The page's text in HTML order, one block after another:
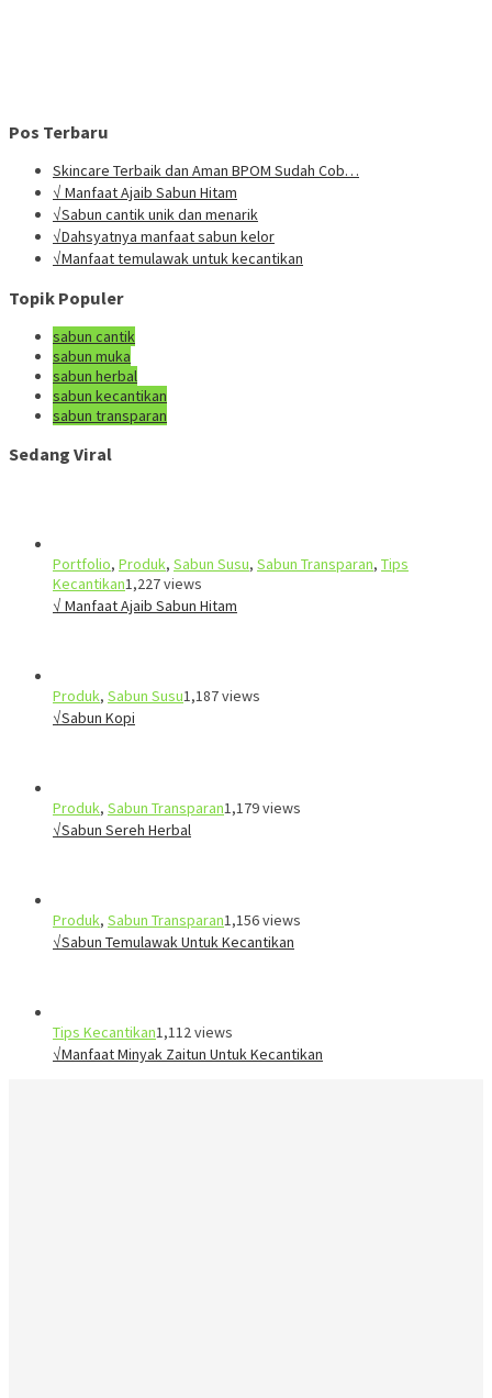
Pos Terbaru
Skincare Terbaik dan Aman BPOM Sudah Cob…
√ Manfaat Ajaib Sabun Hitam
√Sabun cantik unik dan menarik
√Dahsyatnya manfaat sabun kelor
√Manfaat temulawak untuk kecantikan
Topik Populer
sabun cantik
sabun muka
sabun herbal
sabun kecantikan
sabun transparan
Sedang Viral
Portfolio, Produk, Sabun Susu, Sabun Transparan, Tips
Kecantikan1,227 views
√ Manfaat Ajaib Sabun Hitam
Produk, Sabun Susu1,187 views
√Sabun Kopi
Produk, Sabun Transparan1,179 views
√Sabun Sereh Herbal
Produk, Sabun Transparan1,156 views
√Sabun Temulawak Untuk Kecantikan
Tips Kecantikan1,112 views
√Manfaat Minyak Zaitun Untuk Kecantikan